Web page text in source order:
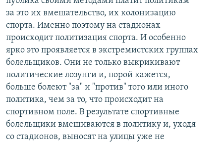
за это их вмешательство, их колонизацию
спорта. Именно поэтому на стадионах
происходит политизация спорта. И особенно
ярко это проявляется в экстремистских группах
болельщиков. Они не только выкрикивают
политические лозунги и, порой кажется,
больше болеют "за" и "против" того или иного
политика, чем за то, что происходит на
спортивном поле. В результате спортивные
болельщики вмешиваются в политику и, уходя
со стадионов, выносят на улицы уже не